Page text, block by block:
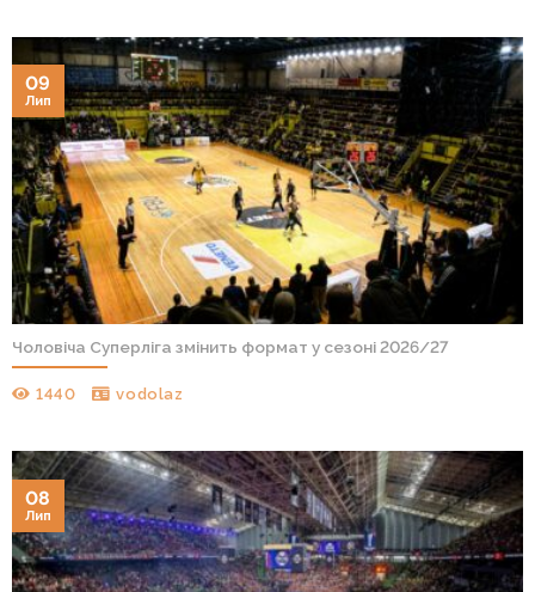
Чоловіча Суперліга змінить формат у сезоні 2026/27
1440 vodolaz
09
Лип
08
Лип